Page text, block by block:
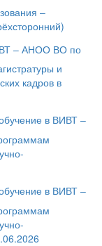
–
– АНОО ВО по
и
кадров в
в ВИВТ –
в ВИВТ –